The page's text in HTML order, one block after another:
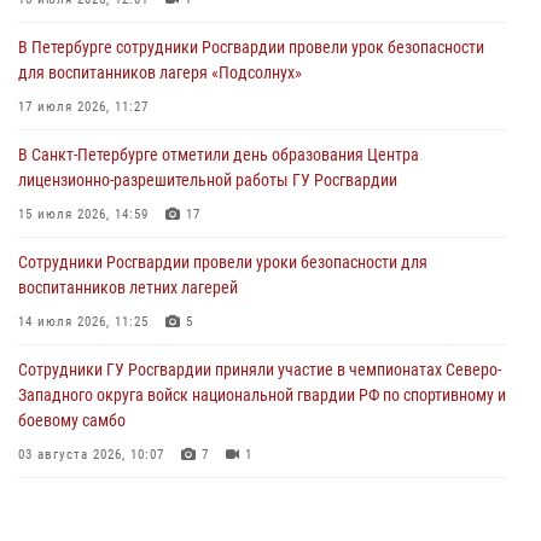
06 августа 2026, 11:36
Сотрудники и военнослужащие Росгвардии обеспечили
правопорядок при проведении матча "Зенит" - "Балтика"
06 августа 2026, 07:30
В Выборгском районе наряд Росгвардии обнаружил
разыскиваемый преступный автотранспорт
05 августа 2026, 12:25 2
Петербургские росгвардейцы обнаружили объявленный в розыск
автомобиль, ранее использовавшийся при совершении кражи в
Ленобласти
В Петербурге сотрудники Росгвардии провели урок безопасности
для воспитанников лагеря «Подсолнух»
17 июля 2026, 11:27
В Санкт-Петербурге отметили день образования Центра
лицензионно-разрешительной работы ГУ Росгвардии
15 июля 2026, 14:59 17
Сотрудники Росгвардии провели уроки безопасности для
воспитанников летних лагерей
14 июля 2026, 11:25 5
Сотрудники ГУ Росгвардии приняли участие в чемпионатах Северо-
Западного округа войск национальной гвардии РФ по спортивному и
боевому самбо
03 августа 2026, 10:07 7 1